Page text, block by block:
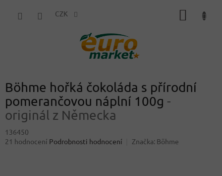
CZK
Böhme hořká čokoláda s přírodní
pomerančovou náplní 100g -
originál z Německa
136450
Průměrné
21 hodnocení Podrobnosti hodnocení Značka: Böhme